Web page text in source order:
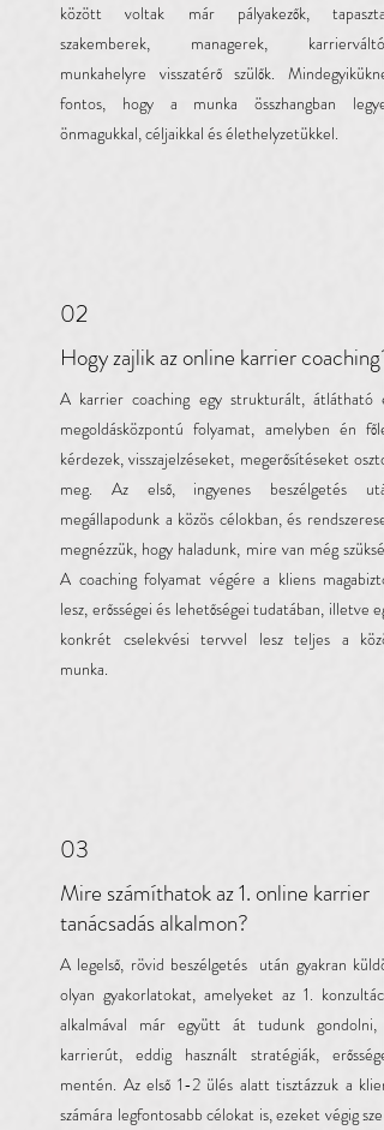
között voltak már pályakezők, tapasztalt
szakemberek, managerek, karrierváltók,
munkahelyre visszatérő szülők. Mindegyiküknek
fontos, hogy a munka összhangban legyen
önmagukkal, céljaikkal és élethelyzetükkel.
02
Hogy zajlik az online karrier coaching?
A karrier coaching egy strukturált, átlátható és
megoldásközpontú folyamat, amelyben én főleg
kérdezek, visszajelzéseket, megerősítéseket osztok
meg. Az első, ingyenes beszélgetés után
megállapodunk a közös célokban, és rendszeresen
megnézzük, hogy haladunk, mire van még szükség.
A coaching folyamat végére a kliens magabiztos
lesz, erősségei és lehetőségei tudatában, illetve egy
konkrét cselekvési tervvel lesz teljes a közös
munka.
03
Mire számíthatok az 1. online karrier
tanácsadás alkalmon?
A legelső, rövid beszélgetés után gyakran küldök
olyan gyakorlatokat, amelyeket az 1. konzultáció
alkalmával már együtt át tudunk gondolni, a
karrierút, eddig használt stratégiák, erősségek
mentén. Az első 1-2 ülés alatt tisztázzuk a kliens
számára legfontosabb célokat is, ezeket végig szem